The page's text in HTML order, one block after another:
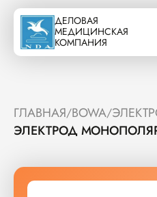
ДЕЛОВАЯ
МЕДИЦИНСКАЯ
КОМПАНИЯ
ГЛАВНАЯ/BOWA/
ЭЛЕКТРОД